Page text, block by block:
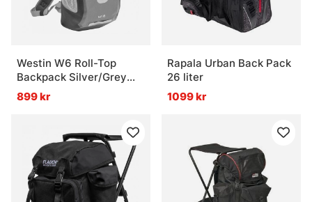
Westin W6 Roll-Top
Backpack Silver/Grey
25L
899 kr
Rapala Urban Back Pack
26 liter
1099 kr